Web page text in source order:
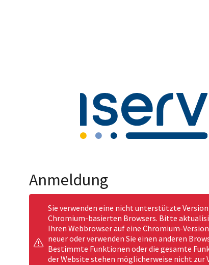
Anmeldung
Sie verwenden eine nicht unterstützte
Chromium-basierten Browsers. Bitte
Ihren Webbrowser auf eine Chromium-
neuer oder verwenden Sie einen anderen
Bestimmte Funktionen oder die gesamte
der Website stehen möglicherweise nicht zur